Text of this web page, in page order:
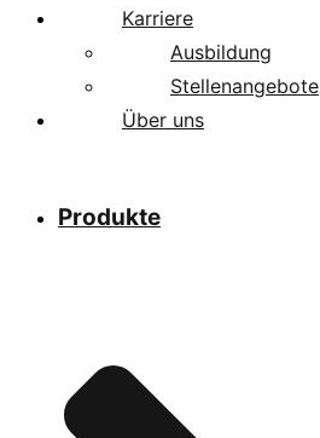
Karriere
Ausbildung
Stellenangebote
Über uns
Produkte